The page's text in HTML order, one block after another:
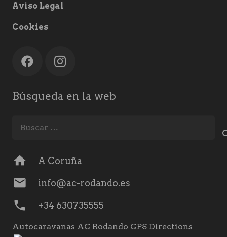
Aviso Legal
Cookies
Búsqueda en la web
home A Coruña
mail info@ac-rodando.es
phone +34 630735555
Autocaravanas AC Rodando GPS Directions